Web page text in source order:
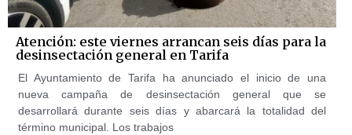
Atención: este viernes arrancan seis días para la
desinsectación general en Tarifa
El Ayuntamiento de Tarifa ha anunciado el inicio de una
nueva campaña de desinsectación general que se
desarrollará durante seis días y abarcará la totalidad del
término municipal. Los trabajos